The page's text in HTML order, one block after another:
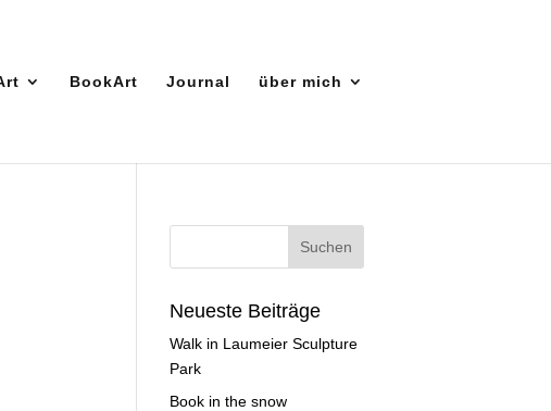
BookArt Journal über mich
Neueste Beiträge
Walk in Laumeier Sculpture
Park
Book in the snow